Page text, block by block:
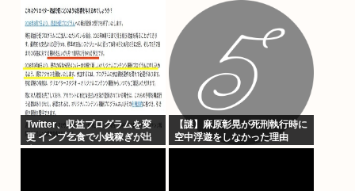
Twitter、収益プログラムを変
更 インプ乞食で小銭稼ぎが出
来なくなる…
【謎】麻原彰晃が死刑執行時に
空中浮遊をしなかった理由